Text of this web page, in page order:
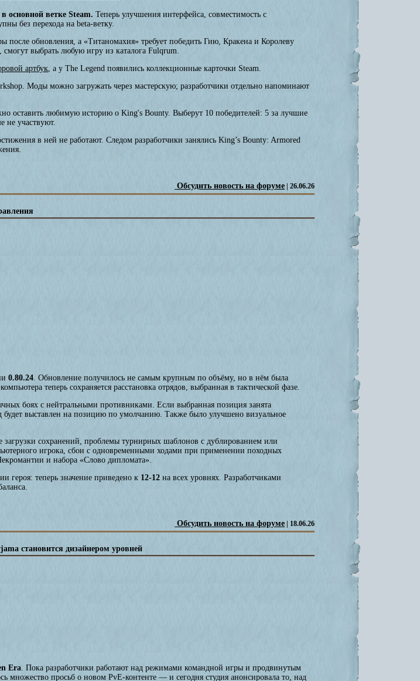
основной ветке Steam. Теперь улучшения интерфейса, совместимость с
без перехода на beta-ветку.
после обновления, а «Титаномахия» требует победить Гию, Кракена и Королеву
выбрать любую игру из каталога Fulqrum.
артбук , а у The Legend появились коллекционные карточки Steam.
Моды можно загружать через мастерскую; разработчики отдельно напоминают
оставить любимую историю о King's Bounty. Выберут 10 победителей: 5 за лучшие
не участвуют.
в ней не работают. Следом разработчики занялись King’s Bounty: Armored
Обсудить новость на форуме | 26.06.26
0.80.24 . Обновление получилось не самым крупным по объёму, но в нём была
теперь сохраняется расстановка отрядов, выбранная в тактической фазе.
боях с нейтральными противниками. Если выбранная позиция занята
выставлен на позицию по умолчанию. Также было улучшено визуальное
сохранений, проблемы турнирных шаблонов с дублированием или
игрока, сбои с одновременными ходами при применении походных
и набора «Слово дипломата».
героя: теперь значение приведено к 12-12 на всех уровнях. Разработчиками
Обсудить новость на форуме | 18.06.26
становится дизайнером уровней
Era . Пока разработчики работают над режимами командной игры и продвинутым
множество просьб о новом PvE-контенте — и сегодня студия анонсировала то, над